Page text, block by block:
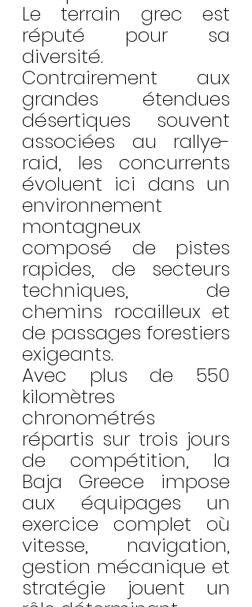
Le terrain grec est
réputé pour sa
diversité.
Contrairement aux
grandes étendues
désertiques souvent
associées au rallye-
raid, les concurrents
évoluent ici dans un
environnement
montagneux
composé de pistes
rapides, de secteurs
techniques, de
chemins rocailleux et
de passages forestiers
exigeants.
Avec plus de 550
kilomètres
chronométrés
répartis sur trois jours
de compétition, la
Baja Greece impose
aux équipages un
exercice complet où
vitesse, navigation,
gestion mécanique et
stratégie jouent un